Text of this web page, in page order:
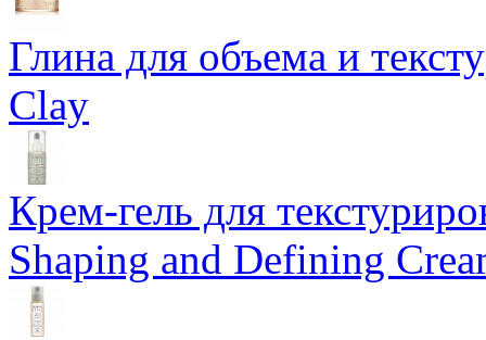
Глина для объема и
Clay
Крем-гель для
Shaping and Defining